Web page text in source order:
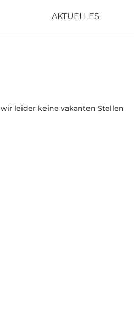
AKTUELLES
leider keine vakanten Stellen